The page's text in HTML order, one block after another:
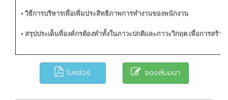
• วิธีการบริหารเพื่อเพิ่มประสิทธิภาพการทำงานของพนักงาน
• สรุปประเด็นที่องค์กรต้องทำทั้งในภาวะปกติและภาวะวิกฤต เพื่อการสร้า
โบรชัวร์ จองสัมมนา